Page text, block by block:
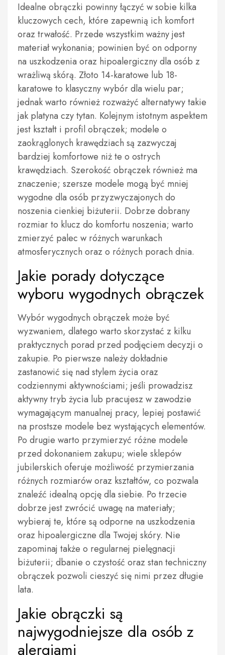
Idealne obrączki powinny łączyć w sobie kilka
kluczowych cech, które zapewnią ich komfort
oraz trwałość. Przede wszystkim ważny jest
materiał wykonania; powinien być on odporny
na uszkodzenia oraz hipoalergiczny dla osób z
wrażliwą skórą. Złoto 14-karatowe lub 18-
karatowe to klasyczny wybór dla wielu par;
jednak warto również rozważyć alternatywy takie
jak platyna czy tytan. Kolejnym istotnym aspektem
jest kształt i profil obrączek; modele o
zaokrąglonych krawędziach są zazwyczaj
bardziej komfortowe niż te o ostrych
krawędziach. Szerokość obrączek również ma
znaczenie; szersze modele mogą być mniej
wygodne dla osób przyzwyczajonych do
noszenia cienkiej biżuterii. Dobrze dobrany
rozmiar to klucz do komfortu noszenia; warto
zmierzyć palec w różnych warunkach
atmosferycznych oraz o różnych porach dnia.
Jakie porady dotyczące
wyboru wygodnych obrączek
Wybór wygodnych obrączek może być
wyzwaniem, dlatego warto skorzystać z kilku
praktycznych porad przed podjęciem decyzji o
zakupie. Po pierwsze należy dokładnie
zastanowić się nad stylem życia oraz
codziennymi aktywnościami; jeśli prowadzisz
aktywny tryb życia lub pracujesz w zawodzie
wymagającym manualnej pracy, lepiej postawić
na prostsze modele bez wystających elementów.
Po drugie warto przymierzyć różne modele
przed dokonaniem zakupu; wiele sklepów
jubilerskich oferuje możliwość przymierzania
różnych rozmiarów oraz kształtów, co pozwala
znaleźć idealną opcję dla siebie. Po trzecie
dobrze jest zwrócić uwagę na materiały;
wybieraj te, które są odporne na uszkodzenia
oraz hipoalergiczne dla Twojej skóry. Nie
zapominaj także o regularnej pielęgnacji
biżuterii; dbanie o czystość oraz stan techniczny
obrączek pozwoli cieszyć się nimi przez długie
lata.
Jakie obrączki są
najwygodniejsze dla osób z
alergiami